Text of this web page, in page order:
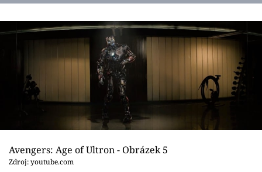
Avengers: Age of Ultron - Obrázek 5
Zdroj: youtube.com